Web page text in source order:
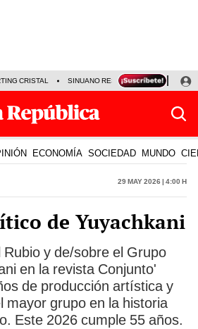
CRISTAL SINUANO RESULTADOS HOY
ECONOMÍA SOCIEDAD MUNDO
29 May 2026 | 4:00 h
de Yuyachkani
Rubio y de/sobre el Grupo
en la revista Conjunto'
de producción artística y
mayor grupo en la historia
Este 2026 cumple 55 años.